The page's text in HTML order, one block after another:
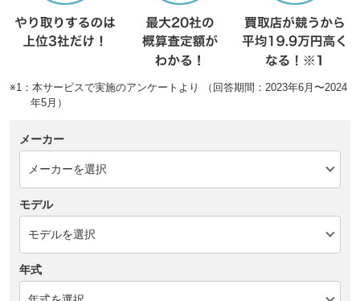
※1：本サービスで実施のアンケートより （回答期間：2023年6月〜2024
年5月）
メーカー
モデル
年式